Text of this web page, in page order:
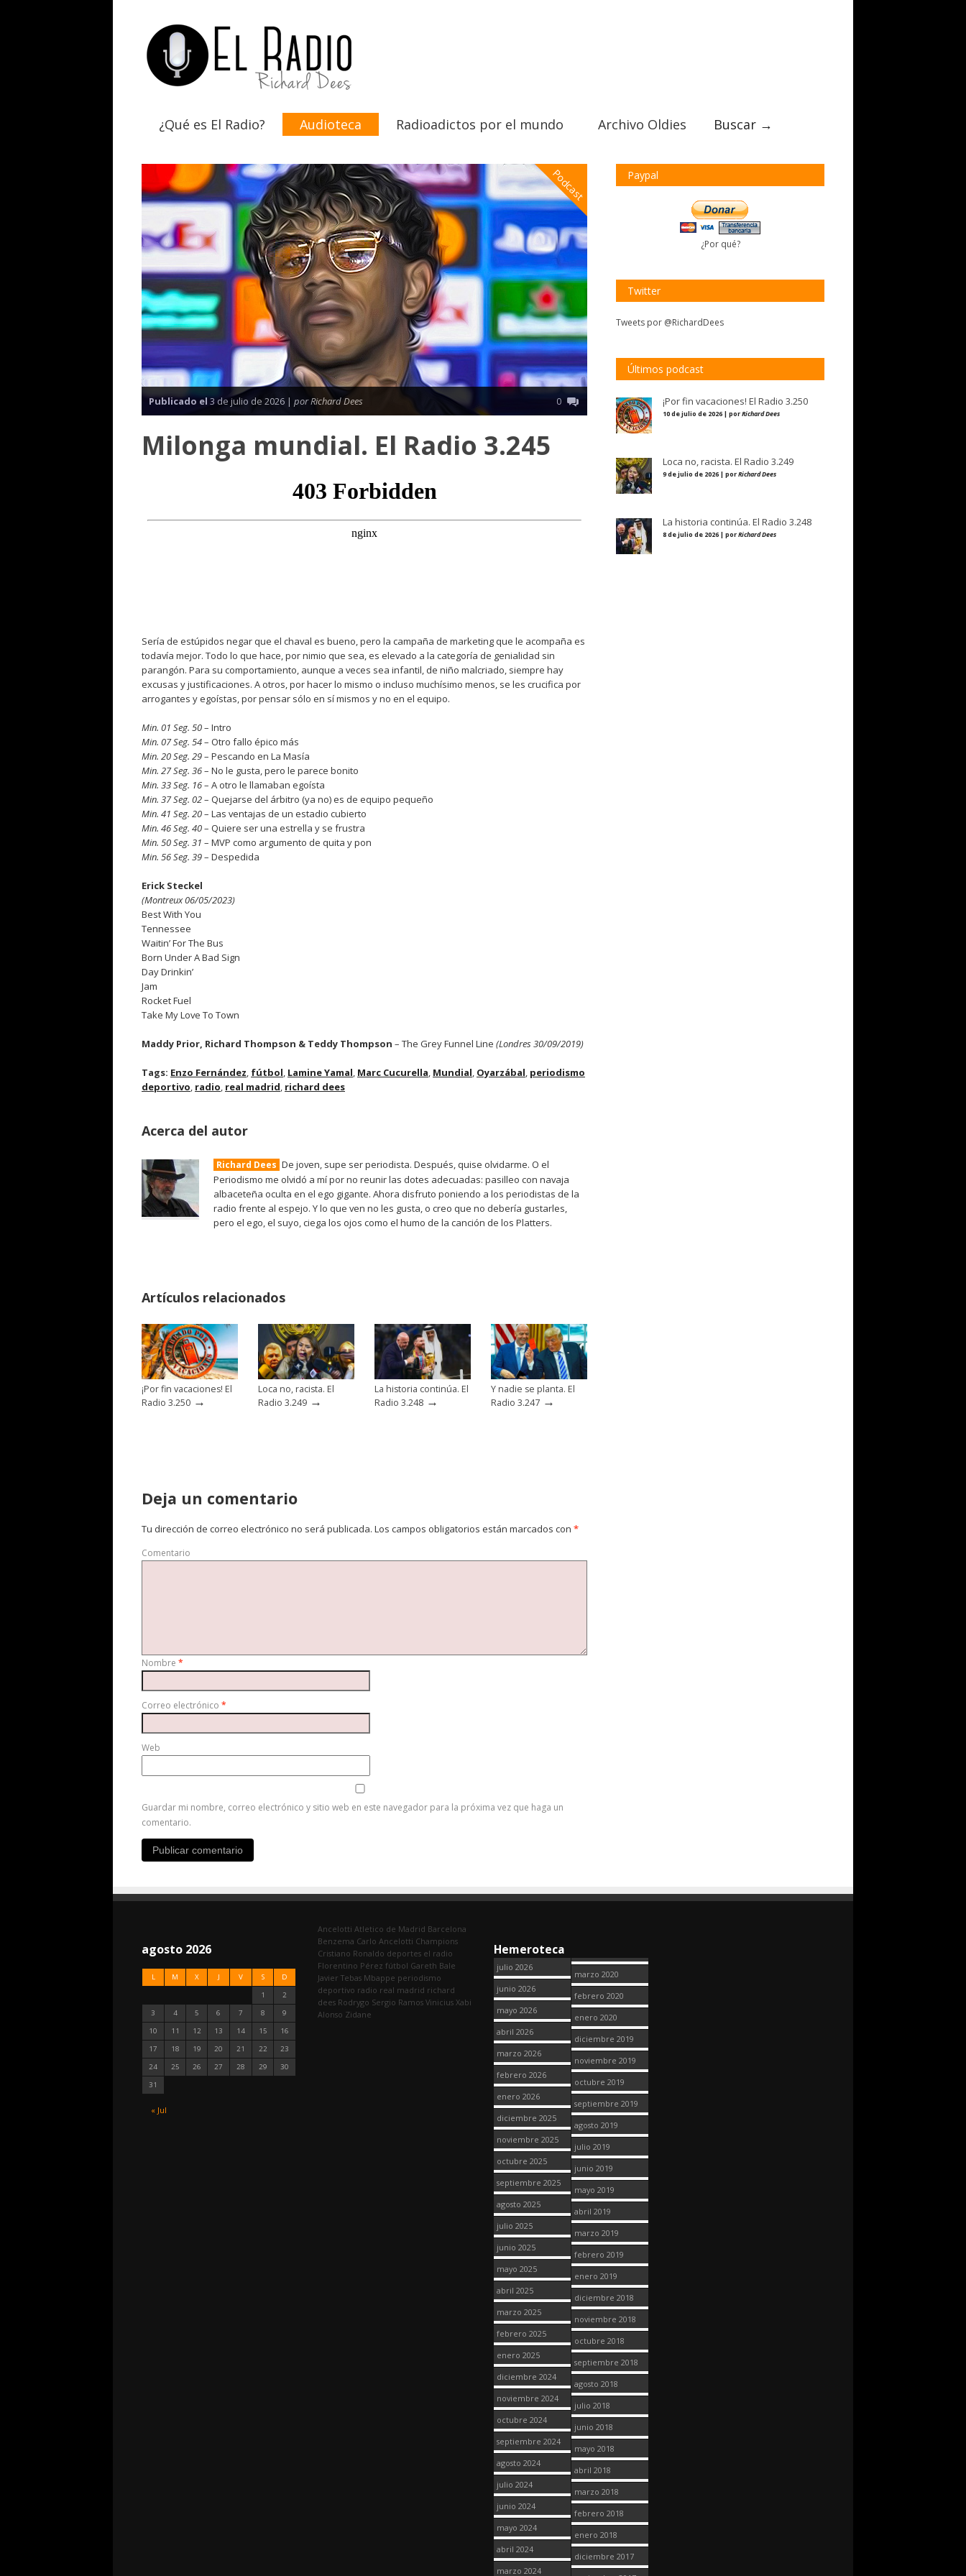
¿Qué es El Radio? Audioteca Radioadictos por el mundo Archivo Oldies Buscar →
Podcast
Publicado el 3 de julio de 2026 | por Richard Dees 0
Milonga mundial. El Radio 3.245
Sería de estúpidos negar que el chaval es bueno, pero la campaña de marketing que le acompaña es
todavía mejor. Todo lo que hace, por nimio que sea, es elevado a la categoría de genialidad sin
parangón. Para su comportamiento, aunque a veces sea infantil, de niño malcriado, siempre hay
excusas y justificaciones. A otros, por hacer lo mismo o incluso muchísimo menos, se les crucifica por
arrogantes y egoístas, por pensar sólo en sí mismos y no en el equipo.
Min. 01 Seg. 50– Intro
Min. 07 Seg. 54– Otro fallo épico más
Min. 20 Seg. 29– Pescando en La Masía
Min. 27 Seg. 36– No le gusta, pero le parece bonito
Min. 33 Seg. 16– A otro le llamaban egoísta
Min. 37 Seg. 02– Quejarse del árbitro (ya no) es de equipo pequeño
Min. 41 Seg. 20– Las ventajas de un estadio cubierto
Min. 46 Seg. 40– Quiere ser una estrella y se frustra
Min. 50 Seg. 31 – MVP como argumento de quita y pon
Min. 56 Seg. 39– Despedida
Erick Steckel
(Montreux 06/05/2023)
Best With You
Tennessee
Waitin’ For The Bus
Born Under A Bad Sign
Day Drinkin’
Jam
Rocket Fuel
Take My Love To Town
Maddy Prior, Richard Thompson & Teddy Thompson – The Grey Funnel Line (Londres 30/09/2019)
Tags: Enzo Fernández, fútbol, Lamine Yamal, Marc Cucurella, Mundial, Oyarzábal, periodismo
deportivo, radio, real madrid, richard dees
Acerca del autor
Richard Dees De joven, supe ser periodista. Después, quise olvidarme. O el
Periodismo me olvidó a mí por no reunir las dotes adecuadas: pasilleo con navaja
albaceteña oculta en el ego gigante. Ahora disfruto poniendo a los periodistas de la
radio frente al espejo. Y lo que ven no les gusta, o creo que no debería gustarles,
pero el ego, el suyo, ciega los ojos como el humo de la canción de los Platters.
Artículos relacionados
¡Por fin vacaciones! El
Radio 3.250 →
Loca no, racista. El
Radio 3.249 →
La historia continúa. El
Radio 3.248 →
Y nadie se planta. El
Radio 3.247 →
Deja un comentario
Tu dirección de correo electrónico no será publicada. Los campos obligatorios están marcados con *
Comentario
Nombre *
Correo electrónico *
Web
Guardar mi nombre, correo electrónico y sitio web en este navegador para la próxima vez que haga un
comentario.
Paypal
¿Por qué?
Twitter
Tweets por @RichardDees
Últimos podcast
¡Por fin vacaciones! El Radio 3.250
10 de julio de 2026 | porRichard Dees
Loca no, racista. El Radio 3.249
9 de julio de 2026 | porRichard Dees
La historia continúa. El Radio 3.248
8 de julio de 2026 | porRichard Dees
agosto 2026
L M X J V S D
« Jul
1
2
3
4 5 6 7 8
9
10
11 12 13 14 15
16
17
18 19 20 21 22
23
24
25 26 27 28 29
30
31
Ancelotti Atletico de Madrid Barcelona
Benzema Carlo Ancelotti Champions
Cristiano Ronaldo deportes el radio
Florentino Pérez fútbol Gareth Bale
Javier Tebas Mbappe periodismo
deportivo radio real madrid richard
dees Rodrygo Sergio Ramos Vinicius Xabi
Alonso Zidane
Hemeroteca
julio 2026
junio 2026
mayo 2026
abril 2026
marzo 2026
febrero 2026
enero 2026
diciembre 2025
noviembre 2025
octubre 2025
septiembre 2025
agosto 2025
julio 2025
junio 2025
mayo 2025
abril 2025
marzo 2025
febrero 2025
enero 2025
diciembre 2024
noviembre 2024
octubre 2024
septiembre 2024
agosto 2024
julio 2024
junio 2024
mayo 2024
abril 2024
marzo 2024
marzo 2020
febrero 2020
enero 2020
diciembre 2019
noviembre 2019
octubre 2019
septiembre 2019
agosto 2019
julio 2019
junio 2019
mayo 2019
abril 2019
marzo 2019
febrero 2019
enero 2019
diciembre 2018
noviembre 2018
octubre 2018
septiembre 2018
agosto 2018
julio 2018
junio 2018
mayo 2018
abril 2018
marzo 2018
febrero 2018
enero 2018
diciembre 2017